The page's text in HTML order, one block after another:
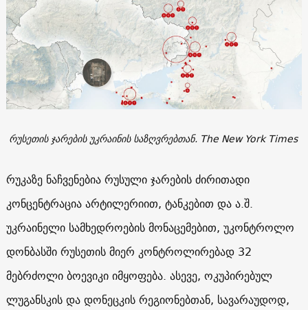
რუსეთის ჯარების უკრაინის საზღვრებთან. The New York Times
რუკაზე ნაჩვენებია რუსული ჯარების ძირითადი
კონცენტრაცია არტილერიით, ტანკებით და ა.შ.
უკრაინელი სამხედროების მონაცემებით, უკონტროლო
დონბასში რუსეთის მიერ კონტროლირებად 32
მებრძოლი ბოევიკი იმყოფება. ასევე, ოკუპირებულ
ლუგანსკის და დონეცკის რეგიონებთან, სავარაუდოდ,